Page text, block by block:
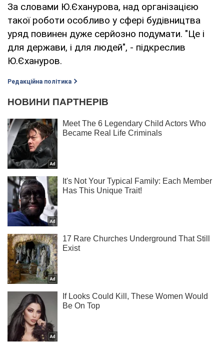
За словами Ю.Єханурова, над організацією
такої роботи особливо у сфері будівництва
уряд повинен дуже серйозно подумати. "Це і
для держави, і для людей", - підкреслив
Ю.Єхануров.
Редакційна політика